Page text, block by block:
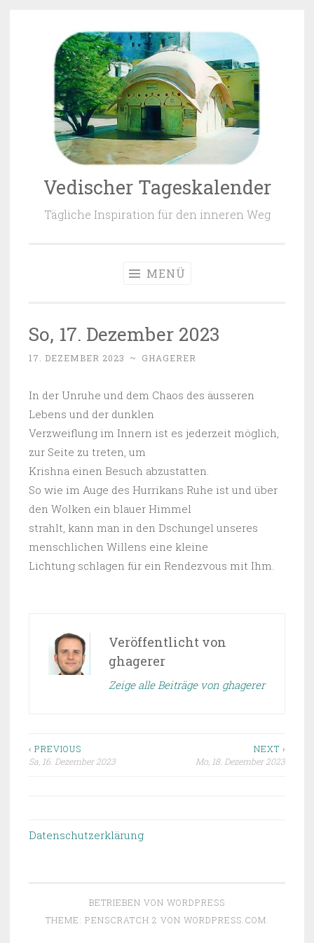
Zum Inhalt springen
Vedischer Tageskalender
Tägliche Inspiration für den inneren Weg
MENÜ
So, 17. Dezember 2023
17. DEZEMBER 2023 ~ GHAGERER
In der Unruhe und dem Chaos des äusseren
Lebens und der dunklen
Verzweiflung im Innern ist es jederzeit möglich,
zur Seite zu treten, um
Krishna einen Besuch abzustatten.
So wie im Auge des Hurrikans Ruhe ist und über
den Wolken ein blauer Himmel
strahlt, kann man in den Dschungel unseres
menschlichen Willens eine kleine
Lichtung schlagen für ein Rendezvous mit Ihm.
Veröffentlicht von
ghagerer
Zeige alle Beiträge von ghagerer
Beitragsnavigation
‹ PREVIOUS
Sa, 16. Dezember 2023
NEXT ›
Mo, 18. Dezember 2023
Datenschutzerklärung
BETRIEBEN VON WORDPRESS
THEME: PENSCRATCH 2 VON WORDPRESS.COM